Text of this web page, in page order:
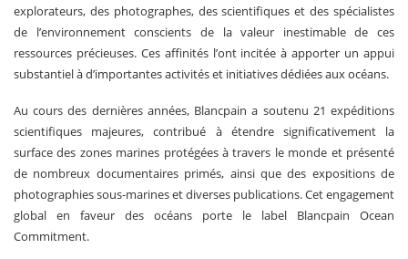
explorateurs, des photographes, des scientifiques et des spécialistes
de l’environnement conscients de la valeur inestimable de ces
ressources précieuses. Ces affinités l’ont incitée à apporter un appui
substantiel à d’importantes activités et initiatives dédiées aux océans.
Au cours des dernières années, Blancpain a soutenu 21 expéditions
scientifiques majeures, contribué à étendre significativement la
surface des zones marines protégées à travers le monde et présenté
de nombreux documentaires primés, ainsi que des expositions de
photographies sous-marines et diverses publications. Cet engagement
global en faveur des océans porte le label Blancpain Ocean
Commitment.